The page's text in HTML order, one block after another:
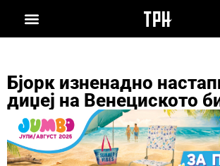
Бјорк изненадно
диџеј на Венециското